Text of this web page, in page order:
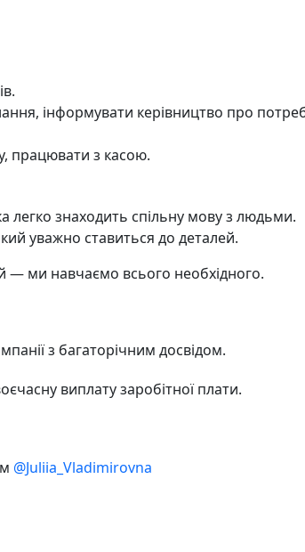
інформувати керівництво про
працювати з касою.
легко знаходить спільну мову з людьми.
уважно ставиться до деталей.
— ми навчаємо всього необхідного.
з багаторічним досвідом.
виплату заробітної плати.
@Juliia_Vladimirovna